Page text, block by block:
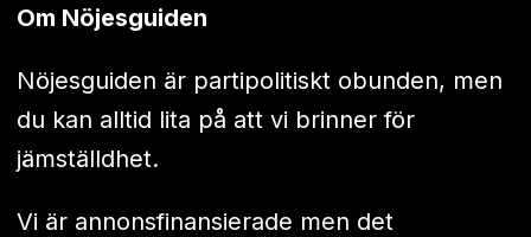
Om Nöjesguiden
Nöjesguiden är partipolitiskt obunden, men
du kan alltid lita på att vi brinner för
jämställdhet.
Vi är annonsfinansierade men det